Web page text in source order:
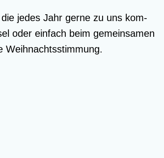
jedes Jahr ger­ne zu uns kom­
oder ein­fach beim gemein­sa­men
Weihnachtsstimmung.